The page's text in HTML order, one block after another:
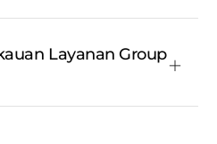
Layanan Group